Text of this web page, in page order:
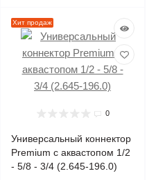
Хит продаж
0
Универсальный коннектор
Premium с аквастопом 1/2
- 5/8 - 3/4 (2.645-196.0)